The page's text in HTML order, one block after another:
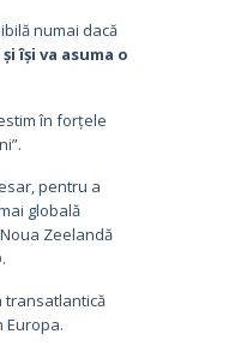
numai dacă
își va asuma o
în forțele
pentru a
globală
Zeelandă
transatlantică
Europa.